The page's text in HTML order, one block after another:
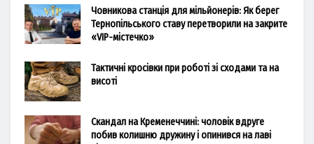
Човникова станція для мільйонерів: Як берег
Тернопільського ставу перетворили на закрите
«VIP-містечко»
Тактичні кросівки при роботі зі сходами та на
висоті
Скандал на Кременеччині: чоловік вдруге
побив колишню дружину і опинився на лаві